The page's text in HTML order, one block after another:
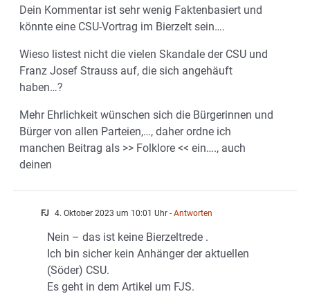
Dein Kommentar ist sehr wenig Faktenbasiert und
könnte eine CSU-Vortrag im Bierzelt sein….
Wieso listest nicht die vielen Skandale der CSU und
Franz Josef Strauss auf, die sich angehäuft
haben…?
Mehr Ehrlichkeit wünschen sich die Bürgerinnen und
Bürger von allen Parteien,…, daher ordne ich
manchen Beitrag als >> Folklore << ein…., auch
deinen
FJ 4. Oktober 2023 um 10:01 Uhr - Antworten
Nein – das ist keine Bierzeltrede .
Ich bin sicher kein Anhänger der aktuellen
(Söder) CSU.
Es geht in dem Artikel um FJS.